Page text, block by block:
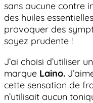
sans aucune contre
des huiles
provoquer des
soyez prudente !
J’ai choisi d’utiliser
marque Laino.
cette sensation de
n’utilisait aucun